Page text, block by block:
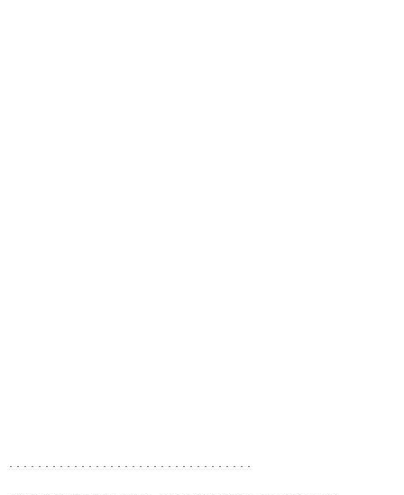
. . . . . . . . . . . . . . . . . . . . . . . . . . . . . . . . . .